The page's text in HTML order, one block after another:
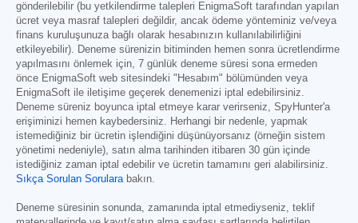
gönderilebilir (bu yetkilendirme talepleri EnigmaSoft tarafından yapılan
ücret veya masraf talepleri değildir, ancak ödeme yönteminiz ve/veya
finans kuruluşunuza bağlı olarak hesabınızın kullanılabilirliğini
etkileyebilir). Deneme sürenizin bitiminden hemen sonra ücretlendirme
yapılmasını önlemek için, 7 günlük deneme süresi sona ermeden
önce EnigmaSoft web sitesindeki "Hesabım" bölümünden veya
EnigmaSoft ile iletişime geçerek denemenizi iptal edebilirsiniz.
Deneme süreniz boyunca iptal etmeye karar verirseniz, SpyHunter'a
erişiminizi hemen kaybedersiniz. Herhangi bir nedenle, yapmak
istemediğiniz bir ücretin işlendiğini düşünüyorsanız (örneğin sistem
yönetimi nedeniyle), satın alma tarihinden itibaren 30 gün içinde
istediğiniz zaman iptal edebilir ve ücretin tamamını geri alabilirsiniz.
Sıkça Sorulan Sorularabakın.
Deneme süresinin sonunda, zamanında iptal etmediyseniz, teklif